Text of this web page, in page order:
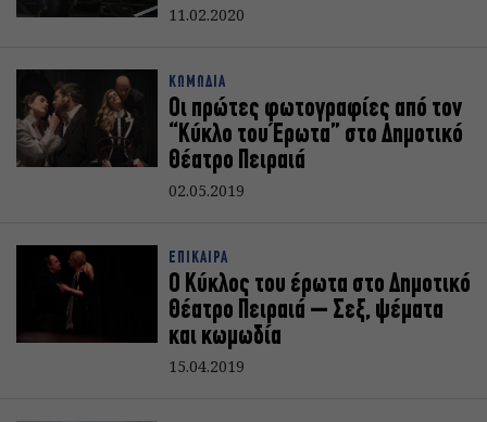
11.02.2020
ΚΩΜΩΔΙΑ
Οι πρώτες φωτογραφίες από τον
“Κύκλο του Έρωτα” στο Δημοτικό
Θέατρο Πειραιά
02.05.2019
ΕΠΙΚΑΙΡΑ
Ο Κύκλος του έρωτα στο Δημοτικό
Θέατρο Πειραιά – Σεξ, ψέματα
και κωμωδία
15.04.2019